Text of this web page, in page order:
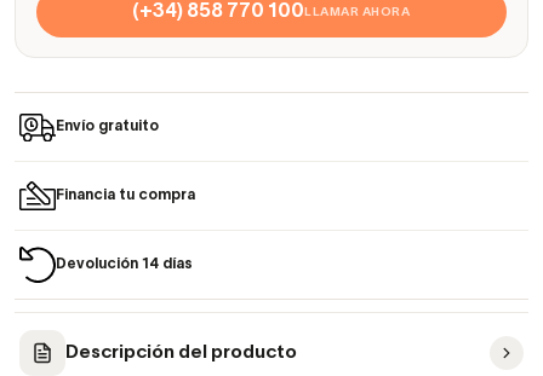
(+34) 858 770 100LLAMAR AHORA
Envío gratuito
Financia tu compra
Devolución 14 días
Descripción del producto